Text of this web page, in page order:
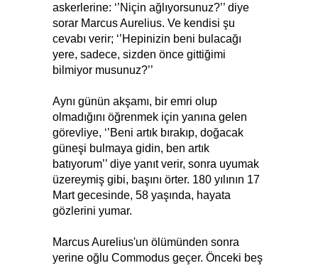
askerlerine: ‘’Niçin ağlıyorsunuz?’’ diye
sorar Marcus Aurelius. Ve kendisi şu
cevabı verir; ‘’Hepinizin beni bulacağı
yere, sadece, sizden önce gittiğimi
bilmiyor musunuz?’’
Aynı günün akşamı, bir emri olup
olmadığını öğrenmek için yanına gelen
görevliye, ‘’Beni artık bırakıp, doğacak
güneşi bulmaya gidin, ben artık
batıyorum’’ diye yanıt verir, sonra uyumak
üzereymiş gibi, başını örter. 180 yılının 17
Mart gecesinde, 58 yaşında, hayata
gözlerini yumar.
Marcus Aurelius'un ölümünden sonra
yerine oğlu Commodus geçer. Önceki beş